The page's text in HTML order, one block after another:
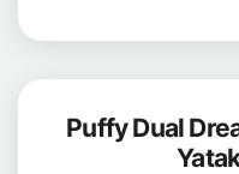
Puffy Dual